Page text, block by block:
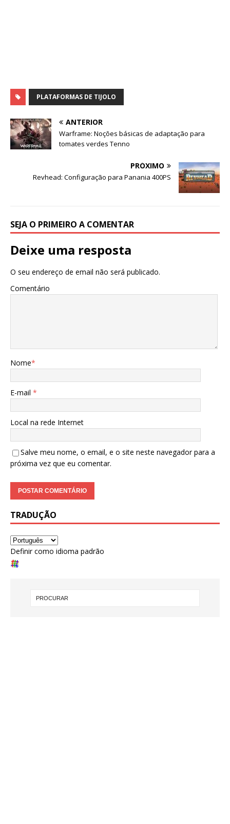
PLATAFORMAS DE TIJOLO
ANTERIOR
Warframe: Noções básicas de adaptação para
tomates verdes Tenno
PRÓXIMO
Revhead: Configuração para Panania 400PS
SEJA O PRIMEIRO A COMENTAR
Deixe uma resposta
O seu endereço de email não será publicado.
Comentário
Nome*
E-mail *
Local na rede Internet
Salve meu nome, o email, e o site neste navegador para a
próxima vez que eu comentar.
TRADUÇÃO
Definir como idioma padrão